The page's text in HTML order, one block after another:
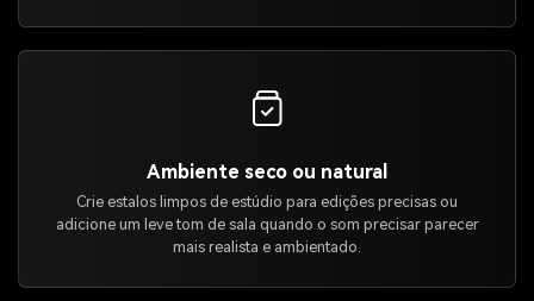
Ambiente seco ou natural
Crie estalos limpos de estúdio para edições precisas ou
adicione um leve tom de sala quando o som precisar parecer
mais realista e ambientado.